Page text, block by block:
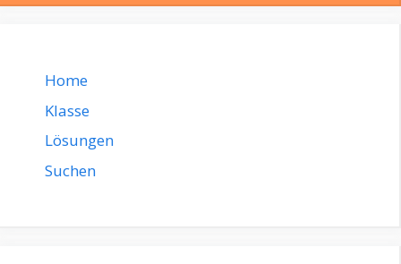
Home
Klasse
Lösungen
Suchen